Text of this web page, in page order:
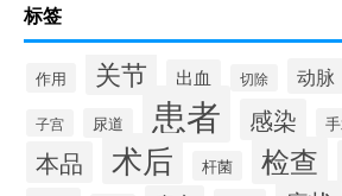
标签
作用 关节 出血 切除 动脉
子宫 尿道 患者 感染
本品 术后 杆菌 检查